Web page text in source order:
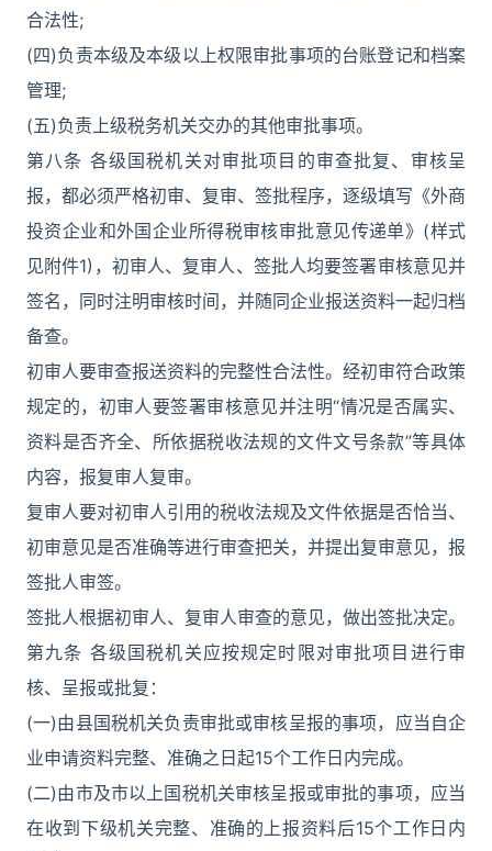
合法性;
(四)负责本级及本级以上权限审批事项的台账登记和档案
管理;
(五)负责上级税务机关交办的其他审批事项。
第八条 各级国税机关对审批项目的审查批复、审核呈
报，都必须严格初审、复审、签批程序，逐级填写《外商
投资企业和外国企业所得税审核审批意见传递单》(样式
见附件1)，初审人、复审人、签批人均要签署审核意见并
签名，同时注明审核时间，并随同企业报送资料一起归档
备查。
初审人要审查报送资料的完整性合法性。经初审符合政策
规定的，初审人要签署审核意见并注明“情况是否属实、
资料是否齐全、所依据税收法规的文件文号条款”等具体
内容，报复审人复审。
复审人要对初审人引用的税收法规及文件依据是否恰当、
初审意见是否准确等进行审查把关，并提出复审意见，报
签批人审签。
签批人根据初审人、复审人审查的意见，做出签批决定。
第九条 各级国税机关应按规定时限对审批项目进行审
核、呈报或批复：
(一)由县国税机关负责审批或审核呈报的事项，应当自企
业申请资料完整、准确之日起15个工作日内完成。
(二)由市及市以上国税机关审核呈报或审批的事项，应当
在收到下级机关完整、准确的上报资料后15个工作日内